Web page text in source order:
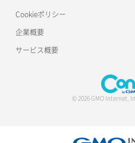
Cookieポリシー
企業概要
サービス概要
© 2026 GMO Internet,